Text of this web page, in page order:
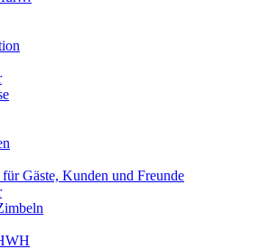
für Gäste, Kunden und Freunde